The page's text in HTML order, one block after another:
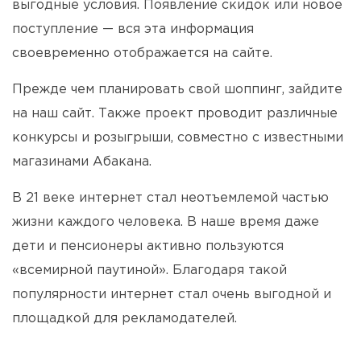
выгодные условия. Появление скидок или новое
поступление — вся эта информация
своевременно отображается на сайте.
Прежде чем планировать свой шоппинг, зайдите
на наш сайт. Также проект проводит различные
конкурсы и розыгрыши, совместно с известными
магазинами Абакана.
В 21 веке интернет стал неотъемлемой частью
жизни каждого человека. В наше время даже
дети и пенсионеры активно пользуются
«всемирной паутиной». Благодаря такой
популярности интернет стал очень выгодной и
площадкой для рекламодателей.